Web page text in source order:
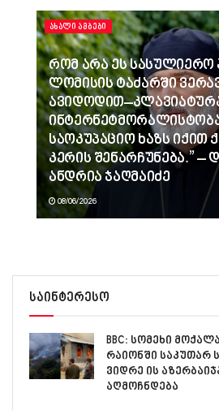
ᲐᲮᲐᲚᲘ ᲐᲛᲑᲔᲑᲘ
რომ არა ეს სასულიერო
ლომისის ტაძარში
საოკუპაციო ხაზს იქით
კერის შენარჩუნება.” –
ანდრია ჯაღმაიძე
08/06/2026
საინტერესო
BBC: სომეხი
რაიონში საკუთარ
ვიდრე ის
აღმოჩნდება